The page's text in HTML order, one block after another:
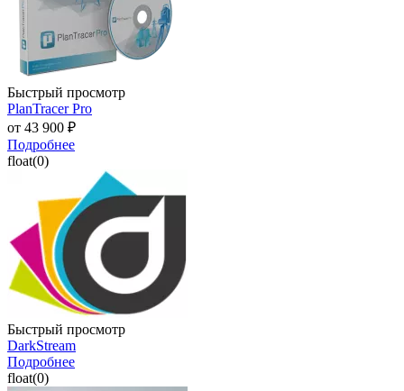
Быстрый просмотр
PlanTracer Pro
от 43 900 ₽
Подробнее
float(0)
Быстрый просмотр
DarkStream
Подробнее
float(0)